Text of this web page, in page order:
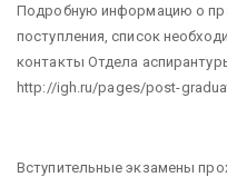
Подробную информацию о
поступления, список
контакты Отдела
http://igh.ru/pages/post-
Вступительные экзамены